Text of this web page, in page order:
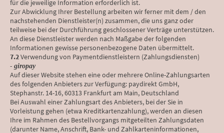
für die jeweilige Information erforderlich ist.
Zur Abwicklung Ihrer Bestellung arbeiten wir ferner mit dem / den
nachstehenden Dienstleister(n) zusammen, die uns ganz oder
teilweise bei der Durchführung geschlossener Verträge unterstützen.
An diese Dienstleister werden nach Maßgabe der folgenden
Informationen gewisse personenbezogene Daten übermittelt.
7.2Verwendung von Paymentdienstleistern (Zahlungsdiensten)
- giropay
Auf dieser Website stehen eine oder mehrere Online-Zahlungsarten
des folgenden Anbieters zur Verfügung: paydirekt GmbH,
Stephanstr. 14-16, 60313 Frankfurt am Main, Deutschland
Bei Auswahl einer Zahlungsart des Anbieters, bei der Sie in
Vorleistung gehen (etwa Kreditkartenzahlung), werden an diesen
Ihre im Rahmen des Bestellvorgangs mitgeteilten Zahlungsdaten
(darunter Name, Anschrift, Bank- und Zahlkarteninformationen,